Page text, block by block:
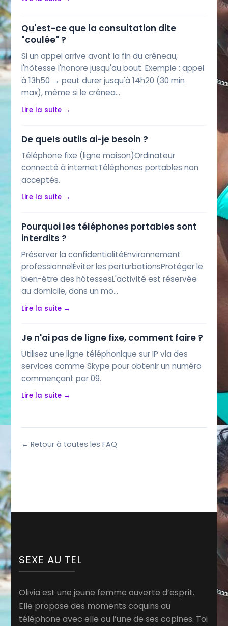
Qu'est-ce que la consultation dite
"coulée" ?
Si un appel arrive avant la fin du créneau,
l'hôtesse l'honore jusqu'au bout. Exemple : appel
à 13h50 → peut durer jusqu'à 14h20 (30 min
max), même si le crénea…
Lire la suite →
De quels outils ai-je besoin ?
Téléphone fixe (ligne maison)Ordinateur
connecté à internetTéléphones portables non
acceptés.
Lire la suite →
Pourquoi les téléphones portables sont
interdits ?
Préserver la confidentialitéEnvironnement
professionnelÉviter les perturbationsProtéger le
bien-être des hôtessesL'activité est réservée
au domicile, dans un mo…
Lire la suite →
Je n'ai pas de ligne fixe, comment faire ?
Utilisez une ligne téléphonique sur IP via des
services comme Skype pour obtenir un numéro
commençant par 09.
Lire la suite →
← Retour à toutes les FAQ
SEXE AU TEL
Olivia est une jeune femme ouverte d’esprit.
Elle propose des moments coquins au
téléphone avec elle ou l’une de ses copines. Toi